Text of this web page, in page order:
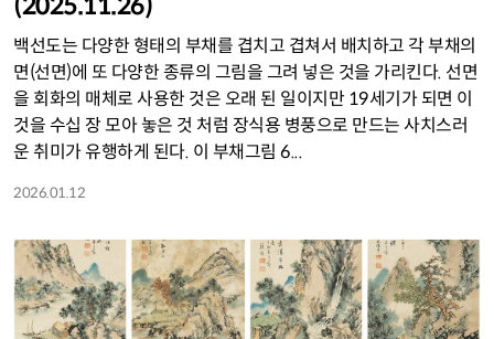
백선도는 다양한 형태의 부채를 겹치고 겹쳐서 배치하고 각 부채의
면(선면)에 또 다양한 종류의 그림을 그려 넣은 것을 가리킨다. 선면
을 회화의 매체로 사용한 것은 오래 된 일이지만 19세기가 되면 이
것을 수십 장 모아 놓은 것 처럼 장식용 병풍으로 만드는 사치스러
운 취미가 유행하게 된다. 이 부채그림 6...
2026.01.12